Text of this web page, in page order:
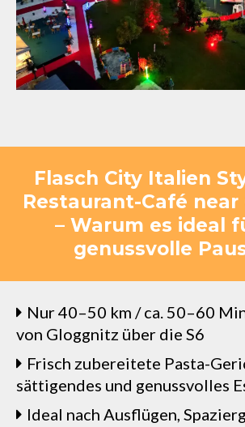
Flasch City Italien
Restaurant-Café near
– Warum es ideal
genussvolle
Nur 40–50 km / ca. 50–60
von Gloggnitz über die S6
Frisch zubereitete Pasta-
sättigendes und genussvolles
Ideal nach Ausflügen,